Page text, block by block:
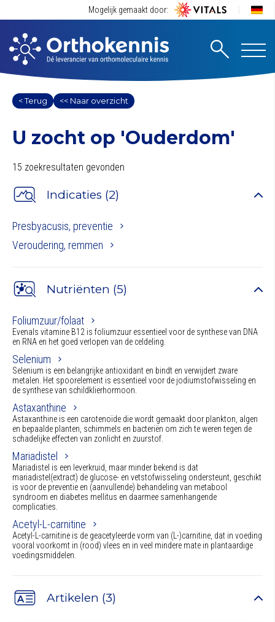
Mogelijk gemaakt door:
< Terug << Naar overzicht
U zocht op 'Ouderdom'
15 zoekresultaten gevonden
Indicaties (2)
Presbyacusis, preventie
Veroudering, remmen
Nutriënten (5)
Foliumzuur/folaat
Evenals vitamine B12 is foliumzuur essentieel voor de synthese van DNA
en RNA en het goed verlopen van de celdeling.
Selenium
Selenium is een belangrijke antioxidant en bindt en verwijdert zware
metalen. Het spoorelement is essentieel voor de jodiumstofwisseling en
de synthese van schildklierhormoon.
Astaxanthine
Astaxanthine is een carotenoïde die wordt gemaakt door plankton, algen
en bepaalde planten, schimmels en bacteriën om zich te weren tegen de
schadelijke effecten van zonlicht en zuurstof.
Mariadistel
Mariadistel is een leverkruid, maar minder bekend is dat
mariadistel(extract) de glucose- en vetstofwisseling ondersteunt, geschikt
is voor de preventie en (aanvullende) behandeling van metabool
syndroom en diabetes mellitus en daarmee samenhangende
complicaties.
Acetyl-L-carnitine
Acetyl-L-carnitine is de geacetyleerde vorm van (L-)carnitine, dat in voeding
vooral voorkomt in (rood) vlees en in veel mindere mate in plantaardige
voedingsmiddelen.
Artikelen (3)